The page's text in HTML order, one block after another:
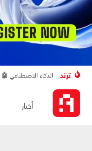
ترند الذكاء الاصطناعي 🤖
أخبار